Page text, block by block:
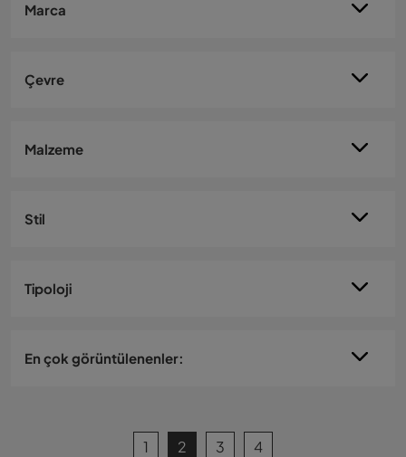
Marca
Çevre
Malzeme
Stil
Tipoloji
En çok görüntülenenler:
1 2 3 4